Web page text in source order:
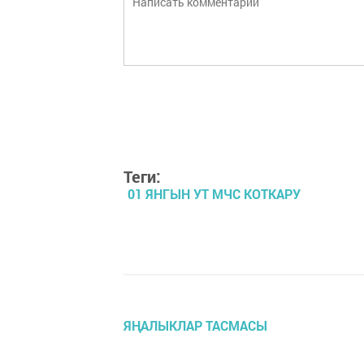
Теги:
01 ЯНГЫН УТ МЧС КОТКАРУ
ЯҢАЛЫКЛАР ТАСМАСЫ